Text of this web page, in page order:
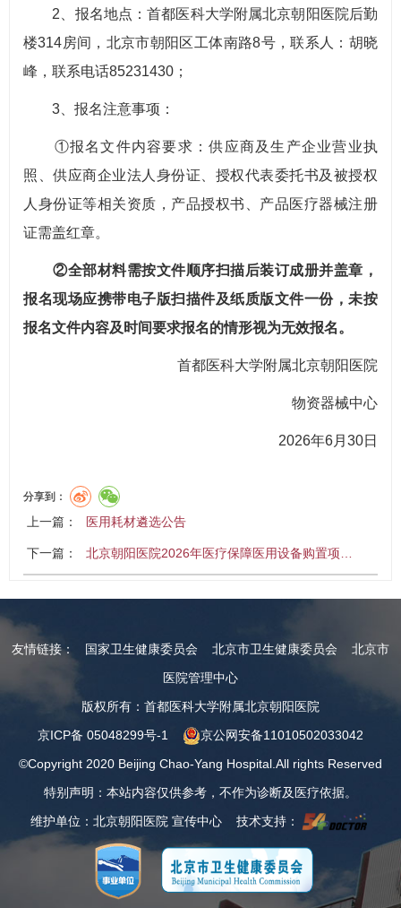
2、报名地点：首都医科大学附属北京朝阳医院后勤
楼314房间，北京市朝阳区工体南路8号，联系人：胡晓
峰，联系电话85231430；
3、报名注意事项：
①报名文件内容要求：供应商及生产企业营业执
照、供应商企业法人身份证、授权代表委托书及被授权
人身份证等相关资质，产品授权书、产品医疗器械注册
证需盖红章。
②全部材料需按文件顺序扫描后装订成册并盖章，
报名现场应携带电子版扫描件及纸质版文件一份，未按
报名文件内容及时间要求报名的情形视为无效报名。
首都医科大学附属北京朝阳医院
物资器械中心
2026年6月30日
分享到：
上一篇： 医用耗材遴选公告
下一篇： 北京朝阳医院2026年医疗保障医用设备购置项…
友情链接： 国家卫生健康委员会 北京市卫生健康委员会
北京市
医院管理中心
版权所有：首都医科大学附属北京朝阳医院
京ICP备 05048299号-1
京公网安备11010502033042
©Copyright 2020 Beijing Chao-Yang Hospital.All rights Reserved
特别声明：本站内容仅供参考，不作为诊断及医疗依据。
维护单位：北京朝阳医院 宣传中心 技术支持：